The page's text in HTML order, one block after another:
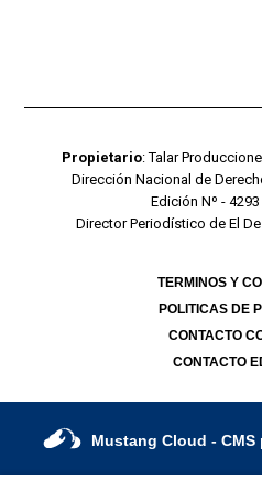
Propietario: Talar
Dirección Nacional de
Edición Nº -
Director Periodístico de El
TERMINOS Y
POLITICAS DE
CONTACTO
CONTACTO
Mustang Cloud -